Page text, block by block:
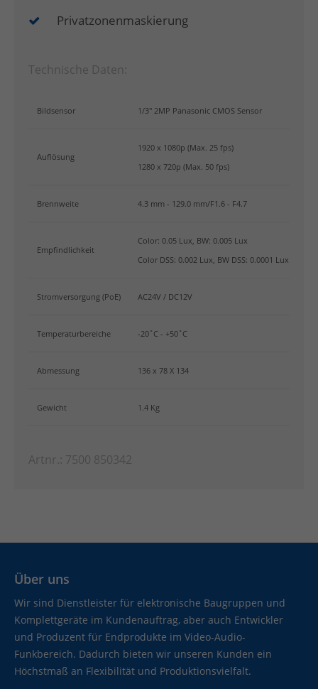
Privatzonenmaskierung
Technische Daten:
Bildsensor 1/3" 2MP Panasonic CMOS Sensor
Auflösung
1920 x 1080p (Max. 25 fps)
1280 x 720p (Max. 50 fps)
Brennweite 4.3 mm - 129.0 mm/F1.6 - F4.7
Empfindlichkeit
Color: 0.05 Lux, BW: 0.005 Lux
Color DSS: 0.002 Lux, BW DSS: 0.0001 Lux
Stromversorgung (PoE) AC24V / DC12V
Temperaturbereiche -20˚C - +50˚C
Abmessung 136 x 78 X 134
Gewicht 1.4 Kg
Artnr.: 7500 850342
Über uns
Wir sind Dienstleister für elektronische Baugruppen und
Komplettgeräte im Kundenauftrag, aber auch Entwickler
und Produzent für Endprodukte im Video-Audio-
Funkbereich. Dadurch bieten wir unseren Kunden ein
Höchstmaß an Flexibilität und Produktionsvielfalt.